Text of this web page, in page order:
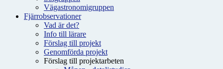
Vägastronomigruppen
Fjärrobservationer
Vad är det?
Info till lärare
Förslag till projekt
Genomförda projekt
Förslag till projektarbeten